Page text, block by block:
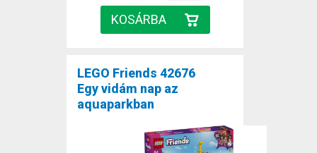
LEGO Friends 42676
Egy vidám nap az
aquaparkban